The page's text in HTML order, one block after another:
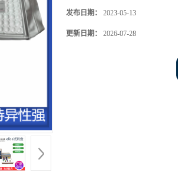
发布日期： 2023-05-13
更新日期： 2026-07-28